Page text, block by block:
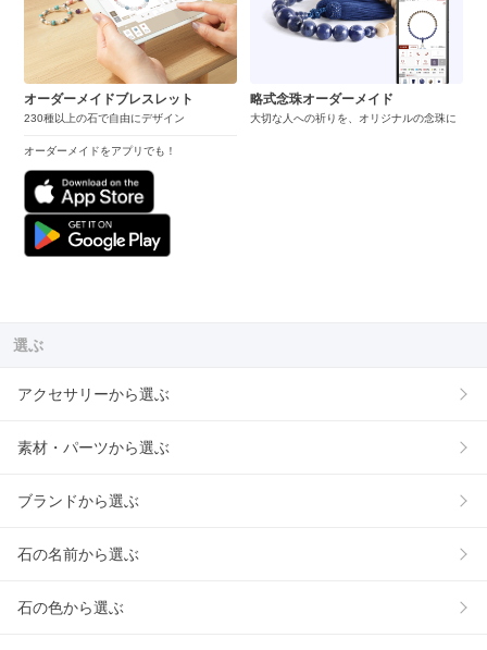
オーダーメイドブレスレット
230種以上の石で自由にデザイン
オーダーメイドをアプリでも！
略式念珠オーダーメイド
大切な人への祈りを、オリジナルの念珠に
選ぶ
アクセサリーから選ぶ
素材・パーツから選ぶ
ブランドから選ぶ
石の名前から選ぶ
石の色から選ぶ